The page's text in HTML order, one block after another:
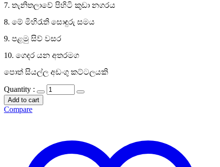
7. තැනිතලාවේ පිහිටි කුඩා නගරය
8. මේ මිහිරැති සොඳුරු සමය
9. පළමු සිව් වසර
10. ගෙදර යන අතරමග
පොත් සියල්ල අඩංගු කට්ටලයකි
Quantity :
Add to cart
Compare